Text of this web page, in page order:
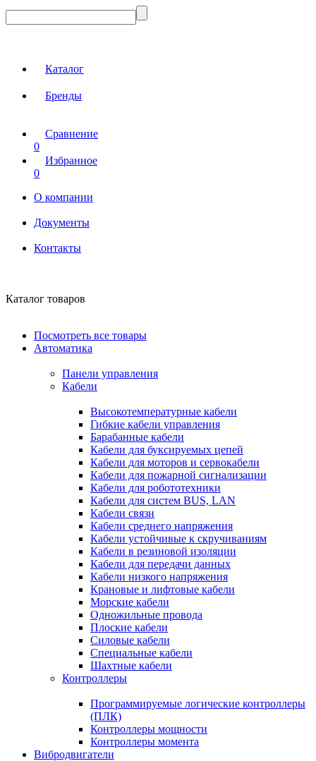
Каталог
Бренды
Сравнение
0
Избранное
0
О компании
Документы
Контакты
Каталог товаров
Посмотреть все товары
Автоматика
Панели управления
Кабели
Высокотемпературные кабели
Гибкие кабели управления
Барабанные кабели
Кабели для буксируемых цепей
Кабели для моторов и сервокабели
Кабели для пожарной сигнализации
Кабели для робототехники
Кабели для систем BUS, LAN
Кабели связи
Кабели среднего напряжения
Кабели устойчивые к скручиваниям
Кабели в резиновой изоляции
Кабели для передачи данных
Кабели низкого напряжения
Крановые и лифтовые кабели
Морские кабели
Одножильные провода
Плоские кабели
Силовые кабели
Специальные кабели
Шахтные кабели
Контроллеры
Программируемые логические контроллеры
(ПЛК)
Контроллеры мощности
Контроллеры момента
Вибродвигатели